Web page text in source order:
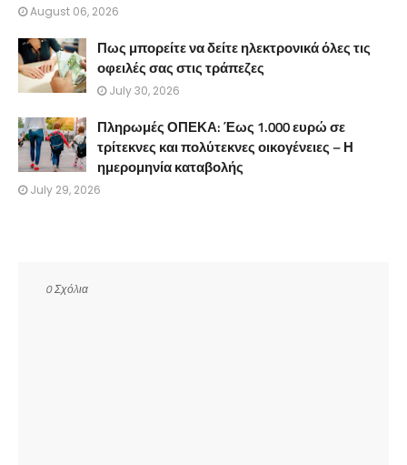
August 06, 2026
Πως μπορείτε να δείτε ηλεκτρονικά όλες τις
οφειλές σας στις τράπεζες
July 30, 2026
Πληρωμές ΟΠΕΚΑ: Έως 1.000 ευρώ σε
τρίτεκνες και πολύτεκνες οικογένειες – Η
ημερομηνία καταβολής
July 29, 2026
0 Σχόλια